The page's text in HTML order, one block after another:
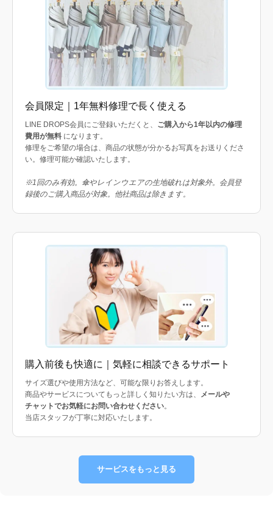
会員限定｜1年無料修理で長く使える
LINE DROPS会員にご登録いただくと、 ご購入から1年以内の修理
費用が無料 になります。
修理をご希望の場合は、商品の状態が分かるお写真をお送りくださ
い。修理可能か確認いたします。
※1回のみ有効。傘やレインウエアの生地破れは対象外。会員登
録後のご購入商品が対象。他社商品は除きます。
購入前後も快適に｜気軽に相談できるサポート
サイズ選びや使用方法など、可能な限りお答えします。
商品やサービスについてもっと詳しく知りたい方は、 メールや
チャットでお気軽にお問い合わせください。
当店スタッフが丁寧に対応いたします。
サービスをもっと見る